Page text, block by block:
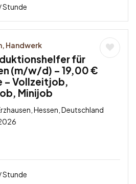
Stunde
Handwerk
für
(m/w/d) – 19,00 €
– Vollzeitjob,
Minijob
Hessen, Deutschland
Stunde